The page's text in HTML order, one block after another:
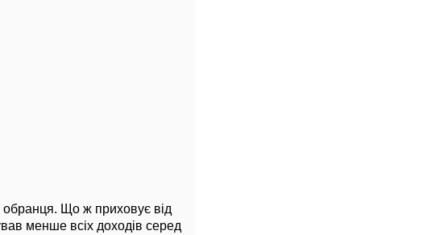
обранця. Що ж приховує від
менше всіх доходів серед